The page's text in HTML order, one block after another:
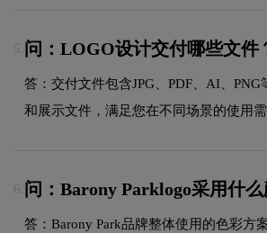
5. 问：LOGO设计交付哪些文件
答：交付文件包含JPG、PDF、AI、
和展示文件，满足您在不同场景的使用需
6. 问：Barony Parklogo采用什么
答：Barony Park品牌整体使用的色彩方